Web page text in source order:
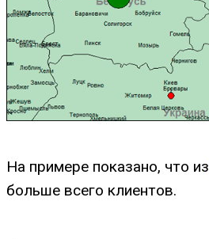
На примере показано, что из
больше всего клиентов.